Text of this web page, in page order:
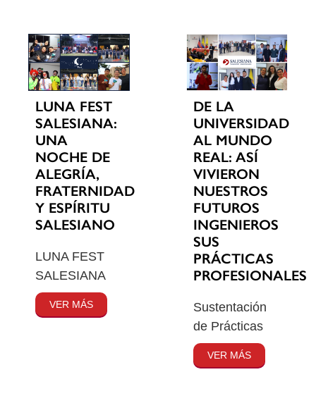
LUNA FEST
SALESIANA:
UNA
NOCHE DE
ALEGRÍA,
FRATERNIDAD
Y ESPÍRITU
SALESIANO
LUNA FEST
SALESIANA
VER MÁS
DE LA
UNIVERSIDAD
AL MUNDO
REAL: ASÍ
VIVIERON
NUESTROS
FUTUROS
INGENIEROS
SUS
PRÁCTICAS
PROFESIONALES
Sustentación
de Prácticas
VER MÁS